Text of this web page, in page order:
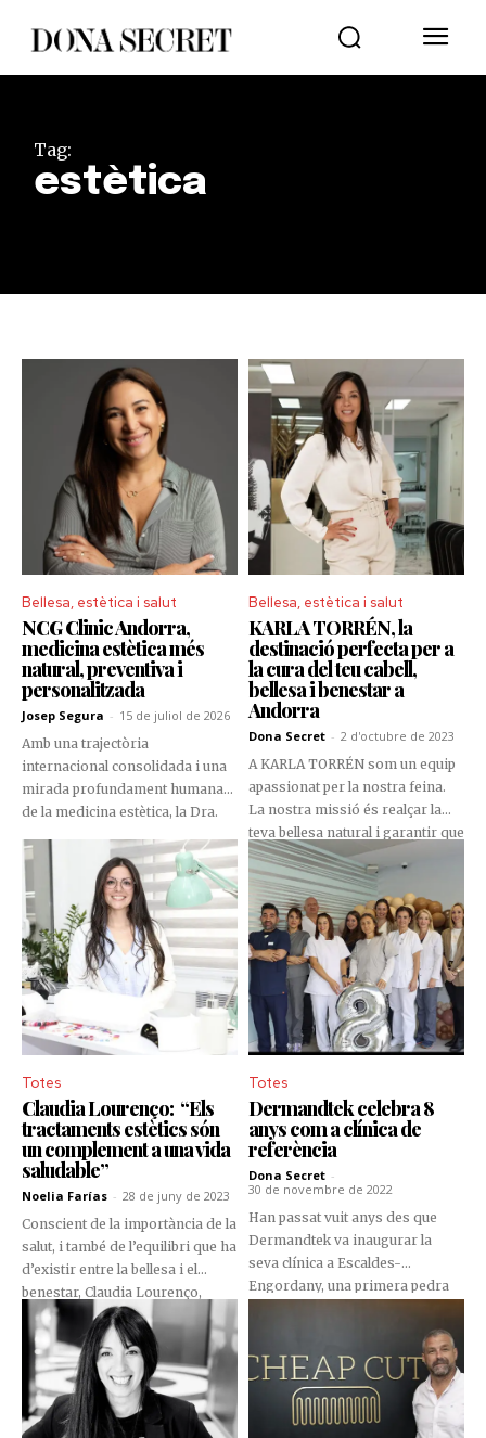
Tag:
estètica
Bellesa, estètica i salut
NCG Clinic Andorra,
medicina estètica més
natural, preventiva i
personalitzada
Josep Segura - 15 de juliol de 2026
Amb una trajectòria
internacional consolidada i una
mirada profundament humana
de la medicina estètica, la Dra.
Andorra amb una filosofia
basada en el diagnòstic, la
naturalitat i la medicina
regenerativa. Lluny dels
excessos estètics i de les
tendències efímeres, defensa
una medicina personalitzada que
prioritza la salut, el benestar i la
identitat de cada pacient.
Bellesa, estètica i salut
KARLA TORRÉN, la
destinació perfecta per a
la cura del teu cabell,
bellesa i benestar a
Andorra
Dona Secret - 2 d'octubre de 2023
A KARLA TORRÉN som un equip
apassionat per la nostra feina.
La nostra missió és realçar la
teva bellesa natural i garantir que
et sentis increïble cada vegada
que surtis del nostre saló.
Totes
Claudia Lourenço: “Els
tractaments estètics són
un complement a una vida
saludable”
Noelia Farías - 28 de juny de 2023
Conscient de la importància de la
salut, i també de l’equilibri que ha
d’existir entre la bellesa i el
benestar, Claudia Lourenço,
directora del centre d’estètica
“En Clau”, ens explica quins són
els tractaments estrelles de la
temporada i com funciona el Jet
Peel, un dispositiu no invasiu
que treballa la pell de forma
Totes
Dermandtek celebra 8
anys com a clínica de
referència
Dona Secret -
30 de novembre de 2022
Han passat vuit anys des que
Dermandtek va inaugurar la
seva clínica a Escaldes-
Engordany, una primera pedra
servei més integral que, a hores
d’ara, ofereix solucions en
diferents àrees de la medicina
estètica, bellesa, cirurgia plàstica,